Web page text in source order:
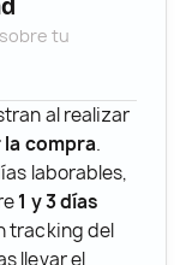
tu
al realizar
compra.
laborables,
1 y 3 días
tracking del
llevar el